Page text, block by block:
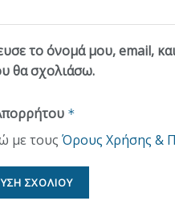
το όνομά μου, email,
θα σχολιάσω.
*
με τους Όρους Χρήσης &